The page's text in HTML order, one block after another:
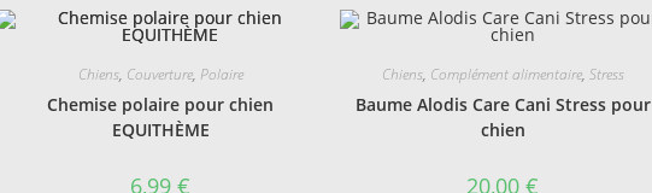
Chiens, Couverture, Polaire
Chemise polaire pour chien
EQUITHÈME
6,99€
Chiens, Complément alimentaire, Stress
Baume Alodis Care Cani Stress pour
chien
20,00€